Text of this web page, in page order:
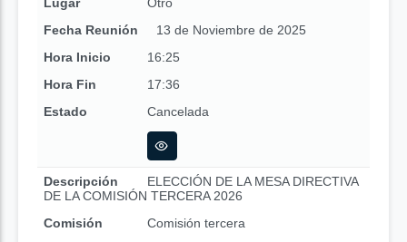
Fecha Reunión
13 de Noviembre de 2025
Hora Inicio
16:25
Hora Fin
17:36
Estado
Cancelada
Descripción
ELECCIÓN DE LA MESA DIRECTIVA
DE LA COMISIÓN TERCERA 2026
Comisión
Comisión tercera